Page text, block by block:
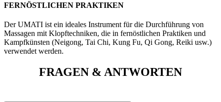
FERNÖSTLICHEN PRAKTIKEN
Der UMATI ist ein ideales Instrument für die Durchführung von
Massagen mit Klopftechniken, die in fernöstlichen Praktiken und
Kampfkünsten (Neigong, Tai Chi, Kung Fu, Qi Gong, Reiki usw.)
verwendet werden.
FRAGEN & ANTWORTEN